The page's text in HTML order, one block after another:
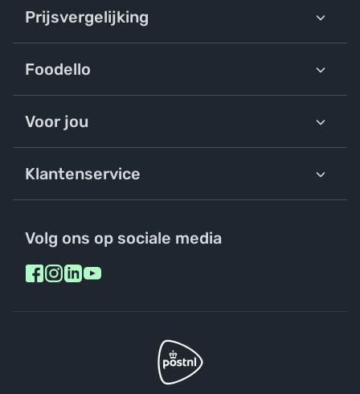
Prijsvergelijking
Foodello
Voor jou
Klantenservice
Volg ons op sociale media